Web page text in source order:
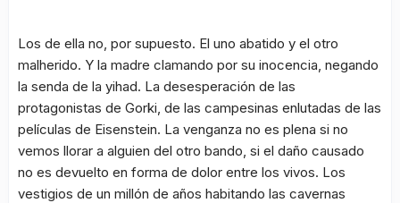
Los de ella no, por supuesto. El uno abatido y el otro
malherido. Y la madre clamando por su inocencia, negando
la senda de la yihad. La desesperación de las
protagonistas de Gorki, de las campesinas enlutadas de las
películas de Eisenstein. La venganza no es plena si no
vemos llorar a alguien del otro bando, si el daño causado
no es devuelto en forma de dolor entre los vivos. Los
vestigios de un millón de años habitando las cavernas